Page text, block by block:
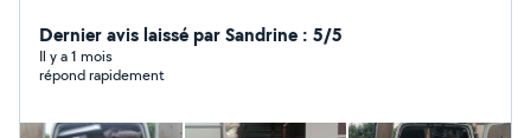
Dernier avis laissé par Sandrine : 5/5
Il y a 1 mois
répond rapidement